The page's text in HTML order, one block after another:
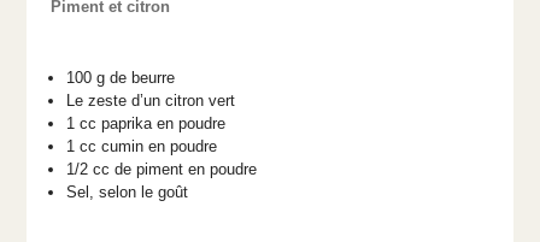
Piment et citron
100 g de beurre
Le zeste d’un citron vert
1 cc paprika en poudre
1 cc cumin en poudre
1/2 cc de piment en poudre
Sel, selon le goût